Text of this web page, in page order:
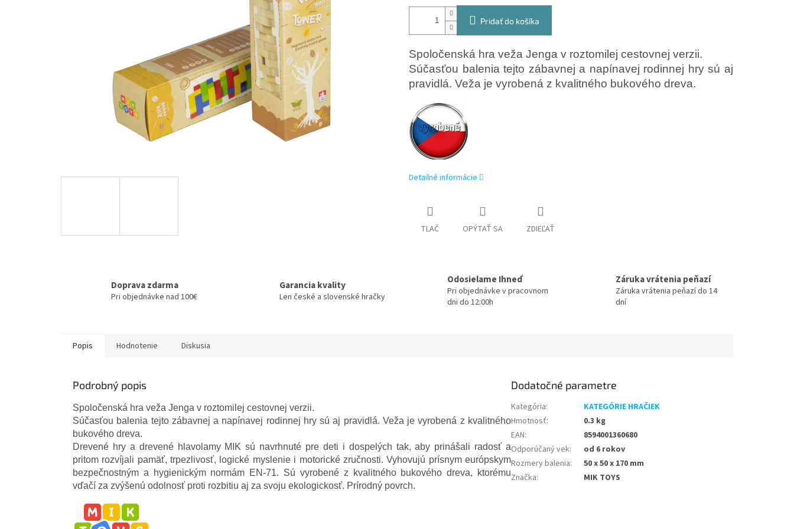
Pridať do košíka
Spoločenská hra veža Jenga v roztomilej cestovnej verzii.
Súčasťou balenia tejto zábavnej a napínavej rodinnej hry sú aj
pravidlá. Veža je vyrobená z kvalitného bukového dreva.
Detailné informácie
TLAČ OPÝTAŤ SA ZDIEĽAŤ
Doprava zdarma
Pri objednávke nad 100€
Garancia kvality
Len české a slovenské hračky
Odosielame Ihneď
Pri objednávke v pracovnom
dni do 12:00h
Záruka vrátenia peňazí
Záruka vrátenia peňazí do 14
dní
Popis Hodnotenie Diskusia
Podrobný popis
Spoločenská hra veža Jenga v roztomilej cestovnej verzii.
Súčasťou balenia tejto zábavnej a napínavej rodinnej hry sú aj pravidlá. Veža je vyrobená z kvalitného
bukového dreva.
Drevené hry a drevené hlavolamy MIK sú navrhnuté pre deti i dospelých tak, aby prinášali radosť a
pritom rozvíjali pamäť, trpezlivosť, logické myslenie i motorické zručnosti. Vyhovujú prísnym európskym
bezpečnostným a hygienickým normám EN-71. Sú vyrobené z kvalitného bukového dreva, ktorému
vďačí za zvýšenú odolnosť proti rozbitiu aj za svoju ekologickosť. Prírodný povrch.
Dodatočné parametre
Kategória:
KATEGÓRIE HRAČIEK
Hmotnosť:
0.3 kg
EAN:
8594001360680
Odporúčaný vek:
od 6 rokov
Rozmery balenia:
50 x 50 x 170 mm
Značka: MIK TOYS